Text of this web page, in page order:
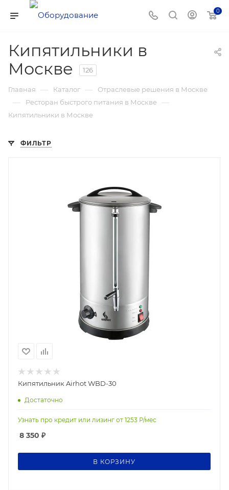
0
Кипятильники в
Москве
126
Главная — Каталог — Отраслевые решения в Москве
— Ресторан быстрого питания в Москве —
Кипятильники в Москве
ФИЛЬТР
Кипятильник Airhot WBD-30
Достаточно
Узнать про кредит или лизинг от 1253 Р/мес
8 350 ₽
В КОРЗИНУ